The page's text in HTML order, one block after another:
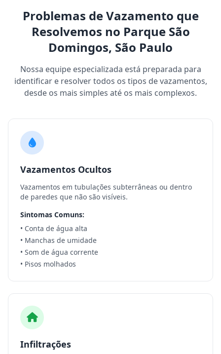
Problemas de Vazamento que
Resolvemos no Parque São
Domingos, São Paulo
Nossa equipe especializada está preparada para
identificar e resolver todos os tipos de vazamentos,
desde os mais simples até os mais complexos.
Vazamentos Ocultos
Vazamentos em tubulações subterrâneas ou dentro
de paredes que não são visíveis.
Sintomas Comuns:
• Conta de água alta
• Manchas de umidade
• Som de água corrente
• Pisos molhados
Infiltrações